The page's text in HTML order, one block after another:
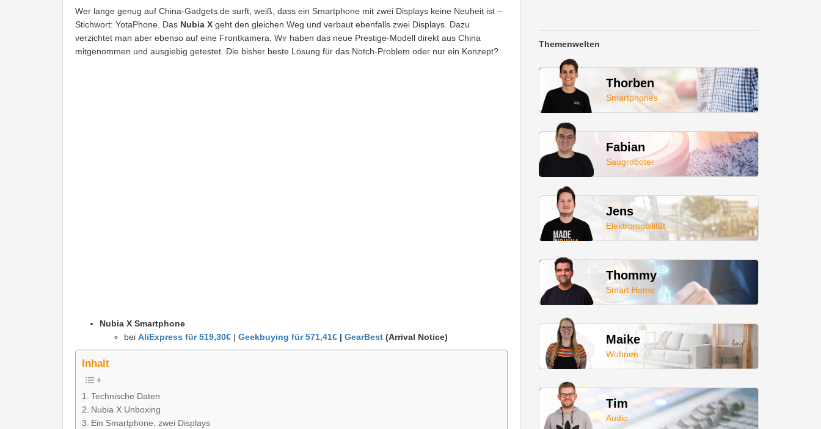
Wer lange genug auf China-Gadgets.de surft, weiß, dass ein Smartphone mit zwei Displays keine Neuheit ist –
Stichwort: YotaPhone. Das Nubia X geht den gleichen Weg und verbaut ebenfalls zwei Displays. Dazu
verzichtet man aber ebenso auf eine Frontkamera. Wir haben das neue Prestige-Modell direkt aus China
mitgenommen und ausgiebig getestet. Die bisher beste Lösung für das Notch-Problem oder nur ein Konzept?
Nubia X Smartphone
bei AliExpress für 519,30€ | Geekbuying für 571,41€ | GearBest (Arrival Notice)
Inhalt
Technische Daten
Nubia X Unboxing
Ein Smartphone, zwei Displays
Themenwelten
Thorben
Smartphones
Fabian
Saugroboter
Jens
Elektromobilität
Thommy
Smart Home
Maike
Wohnen
Tim
Audio